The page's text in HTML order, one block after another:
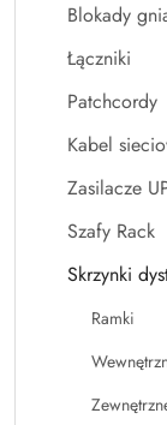
Blokady
Łączniki
Patchcordy
Kabel
Zasilacze
Szafy Rack
Skrzynki
Ramki